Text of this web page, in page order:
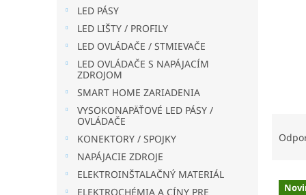
LED PÁSY
LED LIŠTY / PROFILY
LED OVLÁDAČE / STMIEVAČE
LED OVLÁDAČE S NAPÁJACÍM
ZDROJOM
SMART HOME ZARIADENIA
VYSOKONAPÄŤOVÉ LED PÁSY /
OVLÁDAČE
KONEKTORY / SPOJKY
NAPÁJACIE ZDROJE
ELEKTROINŠTALAČNÝ MATERIÁL
ELEKTROCHÉMIA A CÍNY PRE
nV